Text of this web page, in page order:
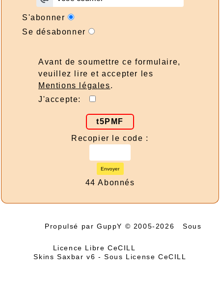
S'abonner
Se désabonner
Avant de soumettre ce formulaire,
veuillez lire et accepter les
Mentions légales.
J'accepte:
t5PMF
Recopier le code :
Envoyer
44 Abonnés
Propulsé par GuppY © 2005-2026 Sous
Licence Libre CeCILL
Skins Saxbar v6 -Sous License CeCILL